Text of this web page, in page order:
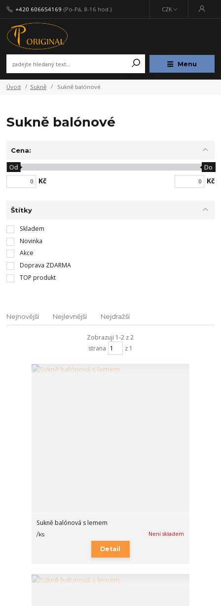
Menu
CZK
+420 606654169 (Po-Pá, 8-16 hod.)
Úvod Sukně Sukně balónové
Sukně balónové
Cena:
Kč
Od Do
Kč
Štítky
Skladem
Novinka
Akce
Doprava ZDARMA
TOP produkt
Nejnovější Nejlevnější Nejdražší
Zobrazuji 1-2 z 2
strana
z 1
Sukně balónová s lemem
/ks Není skladem
Detail